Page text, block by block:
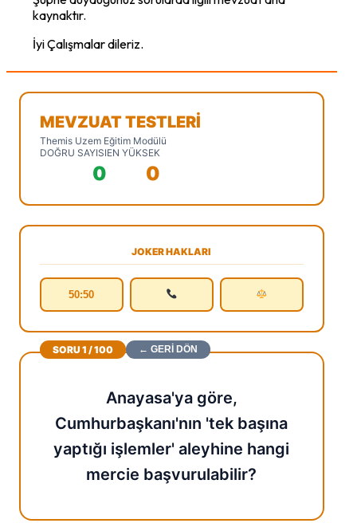
kaynaktır.
İyi Çalışmalar dileriz.
MEVZUAT TESTLERİ
Themis Uzem Eğitim Modülü
DOĞRU SAYISI
0
EN YÜKSEK
0
JOKER HAKLARI
50:50
SORU 1 / 100 ← GERİ DÖN
Anayasa'ya göre,
Cumhurbaşkanı'nın 'tek başına
yaptığı işlemler' aleyhine hangi
mercie başvurulabilir?